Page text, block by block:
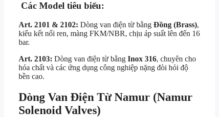
Các Model tiêu biểu:
Art. 2101 & 2102: Dòng van điện từ bằng Đồng (Brass),
kiểu kết nối ren, màng FKM/NBR, chịu áp suất lên đến 16
bar.
Art. 2103: Dòng van điện từ bằng Inox 316, chuyên cho
hóa chất và các ứng dụng công nghiệp nặng đòi hỏi độ
bền cao.
Dòng Van Điện Từ Namur (Namur
Solenoid Valves)